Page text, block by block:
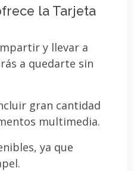
la Tarjeta
y llevar a
a quedarte sin
gran cantidad
multimedia.
ya que